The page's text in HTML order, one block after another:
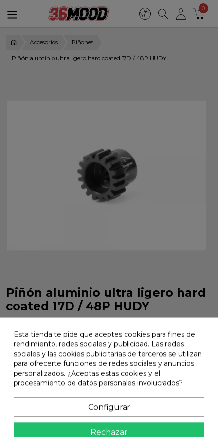
0
Accesorios Piñones
Piñón aluminio ultra ligero hard coated 17D / 48P HUDY
Piñón aluminio ultra ligero hard
coated 17D / 48P HUDY
Referencia 294017.
Marca: Hudy Ref:
15,71 €
Añadir
En stock
Esta tienda te pide que aceptes cookies para fines de
rendimiento, redes sociales y publicidad. Las redes
sociales y las cookies publicitarias de terceros se utilizan
para ofrecerte funciones de redes sociales y anuncios
personalizados. ¿Aceptas estas cookies y el
procesamiento de datos personales involucrados?
Configurar
Rechazar